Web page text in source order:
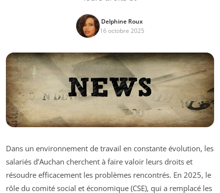
Delphine Roux
16 octobre 2025
Dans un environnement de travail en constante évolution, les
salariés d’Auchan cherchent à faire valoir leurs droits et
résoudre efficacement les problèmes rencontrés. En 2025, le
rôle du comité social et économique (CSE), qui a remplacé les